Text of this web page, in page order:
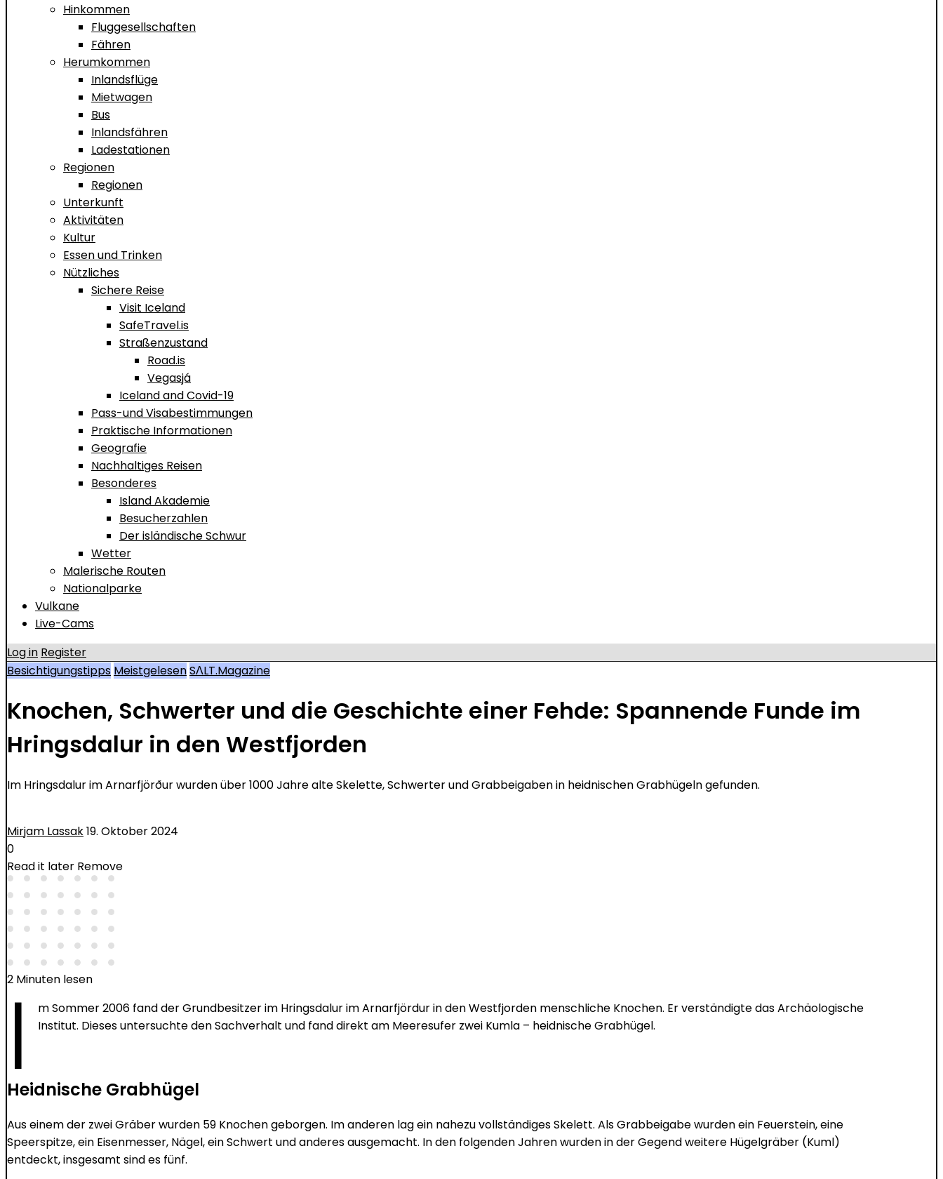
Hinkommen
Fluggesellschaften
Fähren
Herumkommen
Inlandsflüge
Mietwagen
Bus
Inlandsfähren
Ladestationen
Regionen
Regionen
Unterkunft
Aktivitäten
Kultur
Essen und Trinken
Nützliches
Sichere Reise
Visit Iceland
SafeTravel.is
Straßenzustand
Road.is
Vegasjá
Iceland and Covid-19
Pass-und Visabestimmungen
Praktische Informationen
Geografie
Nachhaltiges Reisen
Besonderes
Island Akademie
Besucherzahlen
Der isländische Schwur
Wetter
Malerische Routen
Nationalparke
Vulkane
Live-Cams
Log in Register
Besichtigungstipps MeistgelesenSΛLT.Magazine
Knochen, Schwerter und die Geschichte einer Fehde: Spannende Funde im
Hringsdalur in den Westfjorden
Im Hringsdalur im Arnarfjörður wurden über 1000 Jahre alte Skelette, Schwerter und Grabbeigaben in heidnischen Grabhügeln gefunden.
Mirjam Lassak19. Oktober 2024
0
Read it later Remove
2 Minuten lesen
I
m Sommer 2006 fand der Grundbesitzer im Hringsdalur im Arnarfjördur in den Westfjorden menschliche Knochen. Er verständigte das Archäologische
Institut. Dieses untersuchte den Sachverhalt und fand direkt am Meeresufer zwei Kumla – heidnische Grabhügel.
Heidnische Grabhügel
Aus einem der zwei Gräber wurden 59 Knochen geborgen. Im anderen lag ein nahezu vollständiges Skelett. Als Grabbeigabe wurden ein Feuerstein, eine
Speerspitze, ein Eisenmesser, Nägel, ein Schwert und anderes ausgemacht. In den folgenden Jahren wurden in der Gegend weitere Hügelgräber (Kuml)
entdeckt, insgesamt sind es fünf.